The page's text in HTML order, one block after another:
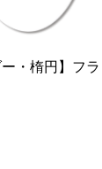
・楕円】フ